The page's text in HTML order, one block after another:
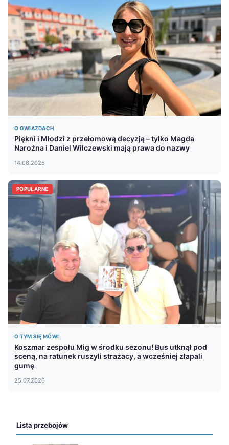
O GWIAZDACH
Piękni i Młodzi z przełomową decyzją – tylko Magda
Narożna i Daniel Wilczewski mają prawa do nazwy
14.08.2025
POPULARNE
O TYM SIĘ MÓWI
Koszmar zespołu Mig w środku sezonu! Bus utknął pod
sceną, na ratunek ruszyli strażacy, a wcześniej złapali
gumę
25.07.2026
Lista przebojów